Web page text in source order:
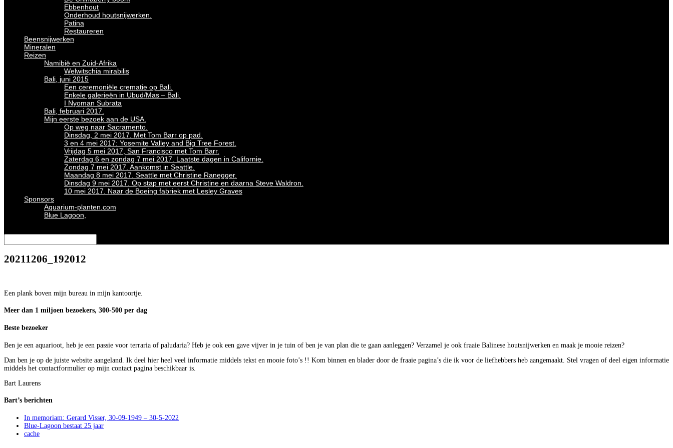
Ebbenhout
Onderhoud houtsnijwerken.
Patina
Restaureren
Beensnijwerken
Mineralen
Reizen
Namibië en Zuid-Afrika
Welwitschia mirabilis
Bali, juni 2015
Een ceremoniële crematie op Bali.
Enkele galerieën in Ubud/Mas – Bali.
I Nyoman Subrata
Bali, februari 2017.
Mijn eerste bezoek aan de USA.
Op weg naar Sacramento.
Dinsdag, 2 mei 2017. Met Tom Barr op pad.
3 en 4 mei 2017: Yosemite Valley and Big Tree Forest.
Vrijdag 5 mei 2017, San Francisco met Tom Barr.
Zaterdag 6 en zondag 7 mei 2017. Laatste dagen in Californie.
Zondag 7 mei 2017. Aankomst in Seattle.
Maandag 8 mei 2017. Seattle met Christine Ranegger.
Dinsdag 9 mei 2017. Op stap met eerst Christine en daarna Steve Waldron.
10 mei 2017. Naar de Boeing fabriek met Lesley Graves
Sponsors
Aquarium-planten.com
Blue Lagoon,
20211206_192012
Een plank boven mijn bureau in mijn kantoortje.
Meer dan 1 miljoen bezoekers, 300-500 per dag
Beste bezoeker
Ben je een aquarioot, heb je een passie voor terraria of paludaria? Heb je ook een gave vijver in je tuin of ben je van plan die te gaan aanleggen? Verzamel je ook fraaie Balinese houtsnijwerken en maak je mooie reizen?
Dan ben je op de juiste website aangeland. Ik deel hier heel veel informatie middels tekst en mooie foto’s !! Kom binnen en blader door de fraaie pagina’s die ik voor de liefhebbers heb aangemaakt. Stel vragen of deel eigen informatie
middels het contactformulier op mijn contact pagina beschikbaar is.
Bart Laurens
Bart’s berichten
In memoriam: Gerard Visser, 30-09-1949 – 30-5-2022
Blue-Lagoon bestaat 25 jaar
cache